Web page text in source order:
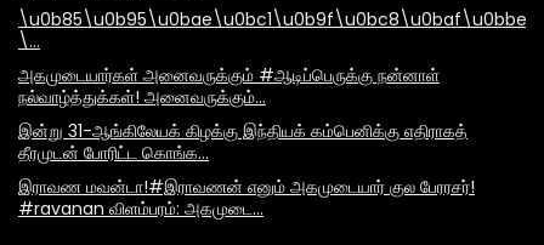
\…
அகமுடையார்கள் அனைவருக்கும் #ஆடிப்பெருக்கு நன்னாள்
நல்வாழ்த்துக்கள்! அனைவருக்கும்…
இன்று 31-ஆங்கிலேயக் கிழக்கு இந்தியக் கம்பெனிக்கு எதிராகத்
தீரமுடன் போரிட்ட கொங்க…
இராவண மவன்டா!#இராவணன் எனும் அகமுடையார் குல பேரரசர்!
#ravanan விளம்பரம்: அகமுடை…